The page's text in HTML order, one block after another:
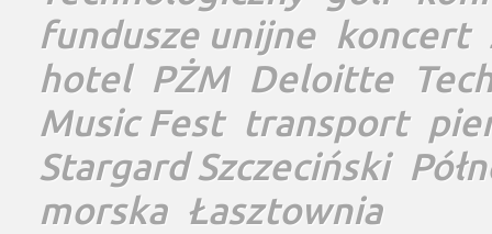
fundusze unijne koncert
hotel PŻM Deloitte
Music Fest transport
Stargard Szczeciński
morska Łasztownia